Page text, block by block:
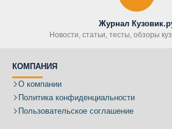
Журнал
Новости, статьи, тесты, обзоры
КОМПАНИЯ
О компании
Политика конфиденциальности
Пользовательское соглашение